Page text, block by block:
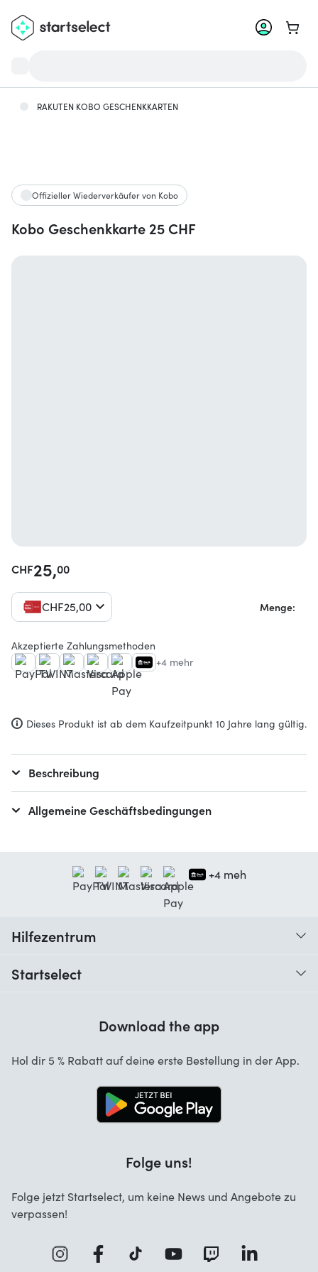
Zum
RAKUTEN KOBO GESCHENKKARTEN
Offizieller Wiederverkäufer von Kobo
Kobo Geschenkkarte 25 CHF
CHF25,00
CHF25,00 Menge:
Akzeptierte Zahlungsmethoden
+4 mehr
Dieses Produkt ist ab dem Kaufzeitpunkt 10 Jahre lang gültig.
Beschreibung
Allgemeine Geschäftsbedingungen
+4 meh
Hilfezentrum
Startselect
Startselect App
Download the app
Hol dir 5 % Rabatt auf deine erste Bestellung in der App.
Folge uns!
Folge jetzt Startselect, um keine News und Angebote zu
verpassen!